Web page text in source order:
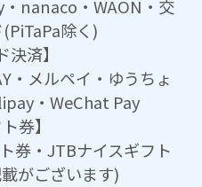
nanaco・WAON・交
除く)
決済】
・メルペイ・ゆうちょ
・WeChat Pay
券】
券・JTBナイスギフト
がございます)